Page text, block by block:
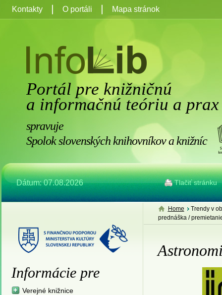
Portál pre knižničnú
a informačnú teóriu a prax
spravuje
Spolok slovenských knihovníkov a knižníc
Dátum: 07.08.2026 Tlačiť stránku
Kontakty O portáli Mapa stránok
Home
Trendy v
prednáška /
Informácie pre
Verejné knižnice